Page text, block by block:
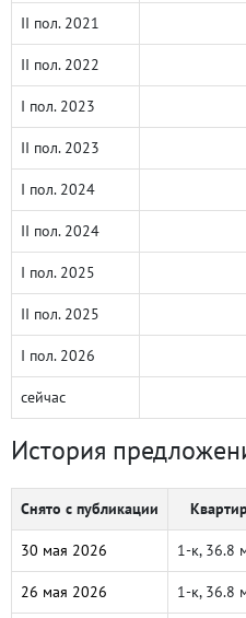
II пол. 2021
II пол. 2022
I пол. 2023
II пол. 2023
I пол. 2024
II пол. 2024
I пол. 2025
II пол. 2025
I пол. 2026
сейчас
История
Снято с публикации
30 мая 2026 1-к, 36.8
26 мая 2026 1-к, 36.8